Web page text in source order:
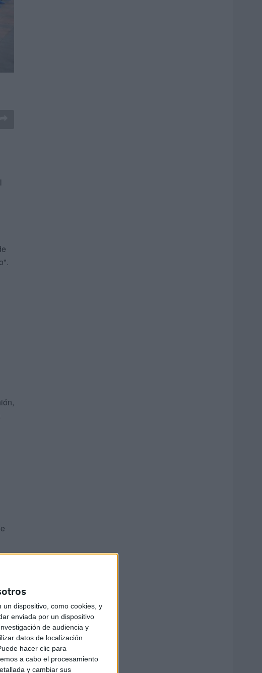
dispositivo, como cookies, y
enviada por un dispositivo
de audiencia y
datos de localización
hacer clic para
a cabo el procesamiento
y cambiar sus